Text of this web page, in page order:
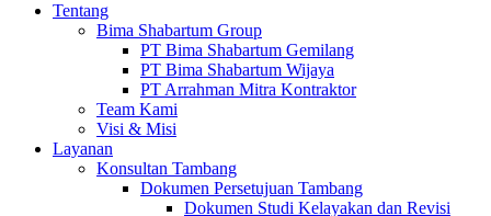
Tentang
Bima Shabartum Group
PT Bima Shabartum Gemilang
PT Bima Shabartum Wijaya
PT Arrahman Mitra Kontraktor
Team Kami
Visi & Misi
Layanan
Konsultan Tambang
Dokumen Persetujuan Tambang
Dokumen Studi Kelayakan dan Revisi